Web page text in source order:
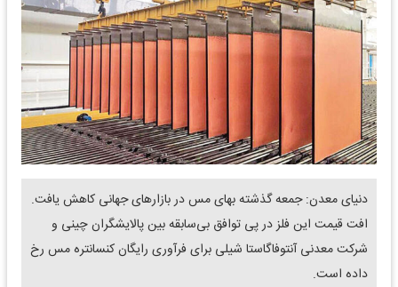
دنیای‌ معدن: جمعه گذشته بهای مس در بازارهای جهانی کاهش یافت.
افت قیمت این فلز در پی توافق بی‌‌سابقه‌‌ بین پالایشگران چینی و
شرکت معدنی آنتوفاگاستا شیلی برای فرآوری رایگان کنسانتره مس رخ
داده است.